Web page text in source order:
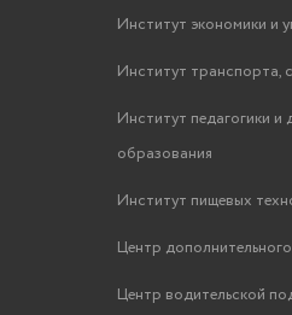
Институт экономики и
Институт транспорта,
Институт педагогики и
образования
Институт пищевых
Центр
Центр водительской